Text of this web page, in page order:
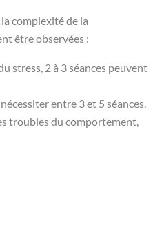
complexité de la
être observées :
stress, 2 à 3 séances peuvent
entre 3 et 5 séances.
troubles du comportement,